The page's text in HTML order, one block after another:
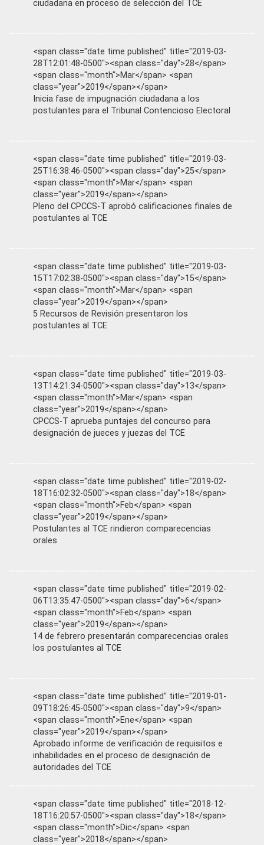
ciudadana en proceso de selección del TCE
<span class="date time published" title="2019-03-
28T12:01:48-0500"><span class="day">28</span>
<span class="month">Mar</span> <span
class="year">2019</span></span>
Inicia fase de impugnación ciudadana a los
postulantes para el Tribunal Contencioso Electoral
<span class="date time published" title="2019-03-
25T16:38:46-0500"><span class="day">25</span>
<span class="month">Mar</span> <span
class="year">2019</span></span>
Pleno del CPCCS-T aprobó calificaciones finales de
postulantes al TCE
<span class="date time published" title="2019-03-
15T17:02:38-0500"><span class="day">15</span>
<span class="month">Mar</span> <span
class="year">2019</span></span>
5 Recursos de Revisión presentaron los
postulantes al TCE
<span class="date time published" title="2019-03-
13T14:21:34-0500"><span class="day">13</span>
<span class="month">Mar</span> <span
class="year">2019</span></span>
CPCCS-T aprueba puntajes del concurso para
designación de jueces y juezas del TCE
<span class="date time published" title="2019-02-
18T16:02:32-0500"><span class="day">18</span>
<span class="month">Feb</span> <span
class="year">2019</span></span>
Postulantes al TCE rindieron comparecencias
orales
<span class="date time published" title="2019-02-
06T13:35:47-0500"><span class="day">6</span>
<span class="month">Feb</span> <span
class="year">2019</span></span>
14 de febrero presentarán comparecencias orales
los postulantes al TCE
<span class="date time published" title="2019-01-
09T18:26:45-0500"><span class="day">9</span>
<span class="month">Ene</span> <span
class="year">2019</span></span>
Aprobado informe de verificación de requisitos e
inhabilidades en el proceso de designación de
autoridades del TCE
<span class="date time published" title="2018-12-
18T16:20:57-0500"><span class="day">18</span>
<span class="month">Dic</span> <span
class="year">2018</span></span>